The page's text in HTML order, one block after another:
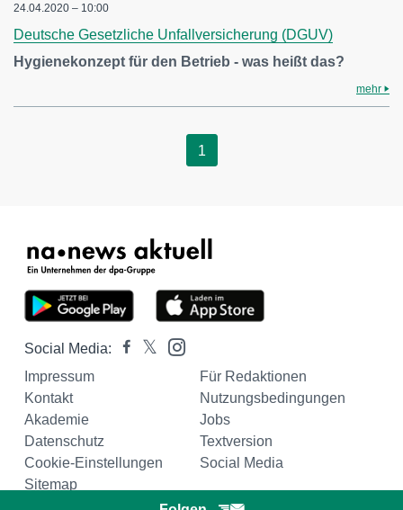
24.04.2020 – 10:00
Deutsche Gesetzliche Unfallversicherung (DGUV)
Hygienekonzept für den Betrieb - was heißt das?
mehr
1
Social Media:
Impressum
Für Redaktionen
Kontakt
Nutzungsbedingungen
Akademie
Jobs
Datenschutz
Textversion
Cookie-Einstellungen
Social Media
Sitemap